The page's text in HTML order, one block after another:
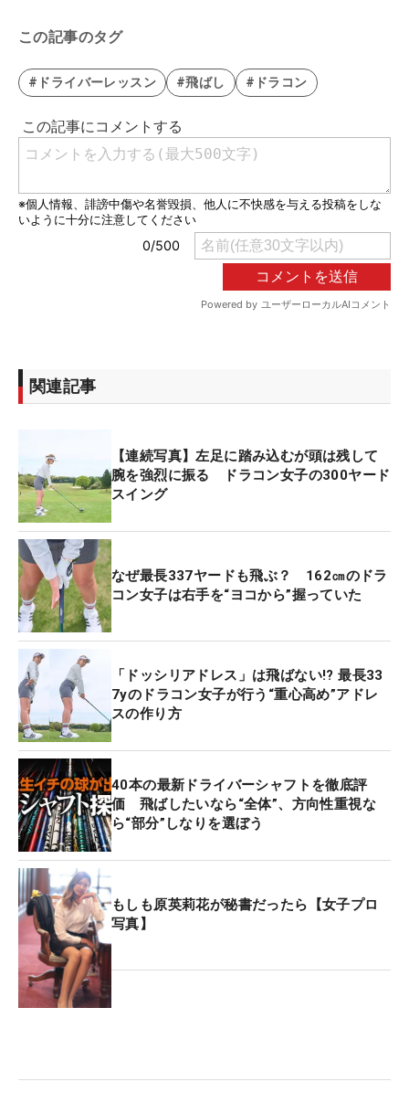
この記事のタグ
#ドライバーレッスン #飛ばし #ドラコン
関連記事
【連続写真】左足に踏み込むが頭は残して
腕を強烈に振る ドラコン女子の300ヤード
スイング
なぜ最長337ヤードも飛ぶ？ 162㎝のドラ
コン女子は右手を“ヨコから”握っていた
「ドッシリアドレス」は飛ばない!? 最長33
7yのドラコン女子が行う“重心高め”アドレ
スの作り方
40本の最新ドライバーシャフトを徹底評
価 飛ばしたいなら“全体”、方向性重視な
ら“部分”しなりを選ぼう
もしも原英莉花が秘書だったら【女子プロ
写真】